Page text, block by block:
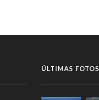
ÚLTIMAS FOTOS